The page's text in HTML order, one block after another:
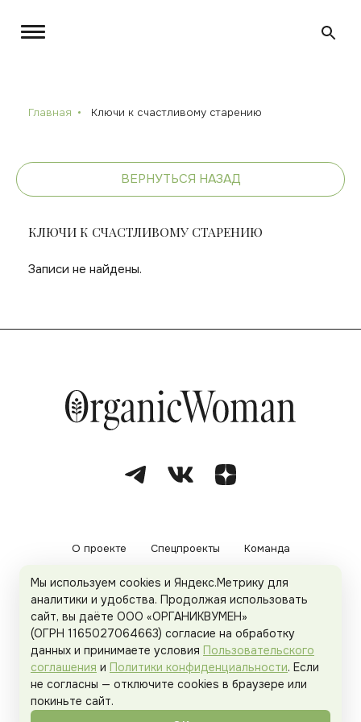
Главная Ключи к счастливому старению
ВЕРНУТЬСЯ НАЗАД
КЛЮЧИ К СЧАСТЛИВОМУ СТАРЕНИЮ
Записи не найдены.
О проекте Спецпроекты Команда
Рекламодателям Политика конфиденциальности
Пользовательское соглашение
Organicwoman.ru . Все права защищены.
Мы используем cookies и Яндекс.Метрику для
аналитики и удобства. Продолжая использовать
сайт, вы даёте ООО «ОРГАНИКВУМЕН»
(ОГРН 1165027064663) согласие на обработку
данных и принимаете условия Пользовательского
соглашения и Политики конфиденциальности. Если
не согласны — отключите cookies в браузере или
покиньте сайт.